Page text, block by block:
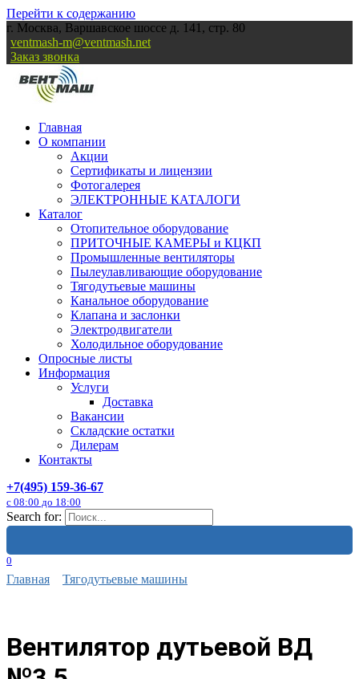
Перейти к содержанию
г. Москва, Варшавское шоссе д. 141, стр. 80
ventmash-m@ventmash.net
Заказ звонка
Главная
О компании
Акции
Сертификаты и лицензии
Фотогалерея
ЭЛЕКТРОННЫЕ КАТАЛОГИ
Каталог
Отопительное оборудование
ПРИТОЧНЫЕ КАМЕРЫ и КЦКП
Промышленные вентиляторы
Пылеулавливающие оборудование
Тягодутьевые машины
Канальное оборудование
Клапана и заслонки
Электродвигатели
Холодильное оборудование
Опросные листы
Информация
Услуги
Доставка
Вакансии
Складские остатки
Дилерам
Контакты
+7(495) 159-36-67
с 08:00 до 18:00
Search for:
0
Главная Тягодутьевые машины
Вентилятор дутьевой ВД